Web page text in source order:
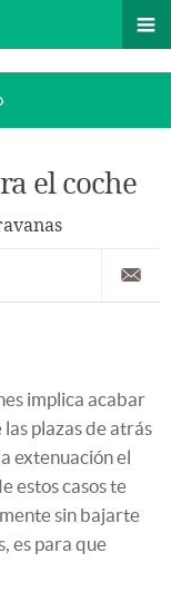
el coche
implica acabar
las plazas de atrás
extenuación el
estos casos te
sin bajarte
es para que